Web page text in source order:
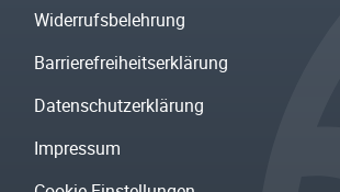
Widerrufsbelehrung
Barrierefreiheitserklärung
Datenschutzerklärung
Impressum